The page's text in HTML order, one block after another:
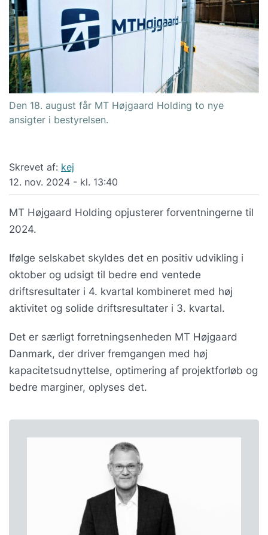
Den 18. august får MT Højgaard Holding to nye
ansigter i bestyrelsen.
Skrevet af: kej
12. nov. 2024 - kl. 13:40
MT Højgaard Holding opjusterer forventningerne til
2024.
Ifølge selskabet skyldes det en positiv udvikling i
oktober og udsigt til bedre end ventede
driftsresultater i 4. kvartal kombineret med høj
aktivitet og solide driftsresultater i 3. kvartal.
Det er særligt forretningsenheden MT Højgaard
Danmark, der driver fremgangen med høj
kapacitetsudnyttelse, optimering af projektforløb og
bedre marginer, oplyses det.